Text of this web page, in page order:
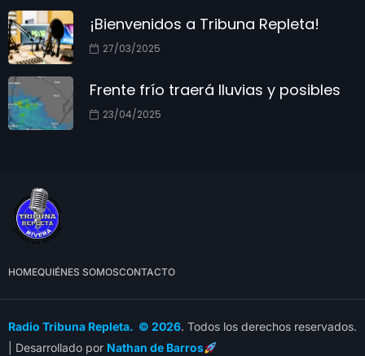
¡Bienvenidos a Tribuna Repleta!
27/03/2025
Frente frío traerá lluvias y posibles
23/04/2025
HOMEQUIÉNES SOMOSCONTACTO
Radio Tribuna Repleta. © 2026. Todos los derechos reservados.
| Desarrollado por Nathan de Barros